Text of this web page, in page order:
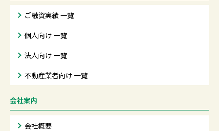
ご融資実績 一覧
個人向け 一覧
法人向け 一覧
不動産業者向け 一覧
会社案内
会社概要